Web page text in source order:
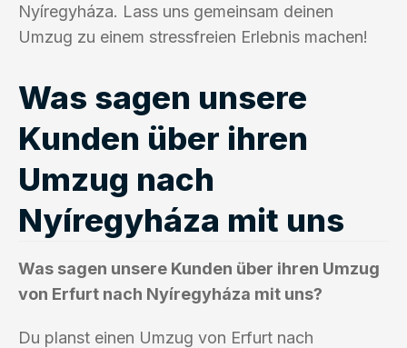
Nyíregyháza. Lass uns gemeinsam deinen
Umzug zu einem stressfreien Erlebnis machen!
Was sagen unsere
Kunden über ihren
Umzug nach
Nyíregyháza mit uns
Was sagen unsere Kunden über ihren Umzug
von Erfurt nach Nyíregyháza mit uns?
Du planst einen Umzug von Erfurt nach